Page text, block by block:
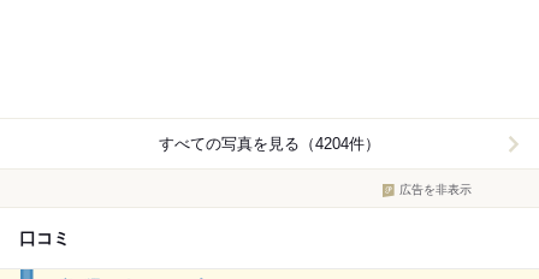
すべての写真を見る（4204件）
広告を非表示
口コミ